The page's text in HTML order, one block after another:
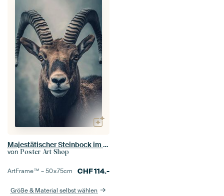
Majestätischer Steinbock im Fokus
von Poster Art Shop
ArtFrame™ –50×75cm CHF114.-
Größe & Material selbst wählen